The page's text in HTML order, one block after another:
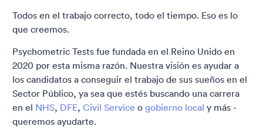
Todos en el trabajo correcto, todo el tiempo. Eso es lo
que creemos.
Psychometric Tests fue fundada en el Reino Unido en
2020 por esta misma razón. Nuestra visión es ayudar a
los candidatos a conseguir el trabajo de sus sueños en el
Sector Público, ya sea que estés buscando una carrera
en el NHS, DFE, Civil Service o gobierno local y más -
queremos ayudarte.